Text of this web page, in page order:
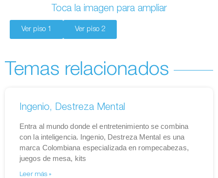
Toca la imagen para ampliar
Ver piso 1 Ver piso 2
Temas relacionados
Ingenio, Destreza Mental
Entra al mundo donde el entretenimiento se combina
con la inteligencia. Ingenio, Destreza Mental es una
marca Colombiana especializada en rompecabezas,
juegos de mesa, kits
Leer más »